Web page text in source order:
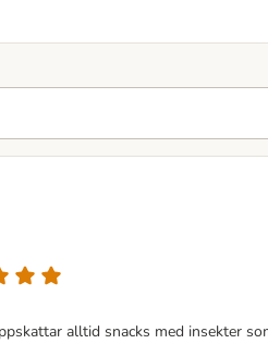
alltid snacks med insekter